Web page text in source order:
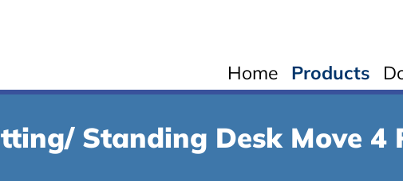
Home Products
Standing Desk Move 4